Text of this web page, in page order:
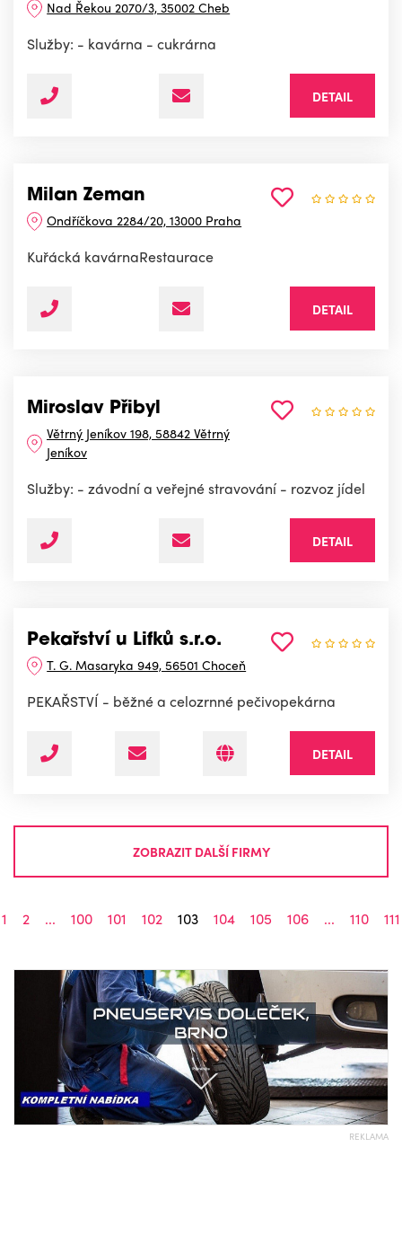
Nad Řekou 2070/3, 35002 Cheb
Služby: - kavárna - cukrárna
DETAIL
Milan Zeman
Ondříčkova 2284/20, 13000 Praha
Kuřácká kavárnaRestaurace
DETAIL
Miroslav Přibyl
Větrný Jeníkov 198, 58842 Větrný
Jeníkov
Služby: - závodní a veřejné stravování - rozvoz jídel
DETAIL
Pekařství u Lifků s.r.o.
T. G. Masaryka 949, 56501 Choceň
PEKAŘSTVÍ - běžné a celozrnné pečivopekárna
DETAIL
ZOBRAZIT DALŠÍ FIRMY
1 2 ... 100 101 102 103 104 105 106 ... 110 111
REKLAMA